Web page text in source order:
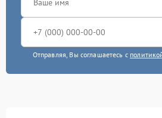
Отправляя, Вы соглашаетесь с